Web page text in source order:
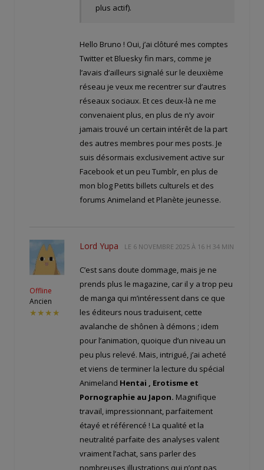
plus actif).
Hello Bruno ! Oui, j’ai clôturé mes comptes
Twitter et Bluesky fin mars, comme je
l’avais d’ailleurs signalé sur le deuxième
réseau je veux me recentrer sur d’autres
réseaux sociaux. Et ces deux-là ne me
convenaient plus, en plus de n’y avoir
jamais trouvé un certain intérêt de la part
des autres membres pour mes posts. Je
suis désormais exclusivement active sur
Facebook et un peu Tumblr, en plus de
mon blog Petits billets culturels et des
forums Animeland et Planète jeunesse.
Offline
Ancien
★★★★
Lord Yupa LE 6 NOVEMBRE 2025 À 16 H 34 MIN
C’est sans doute dommage, mais je ne
prends plus le magazine, car il y a trop peu
de manga qui m’intéressent dans ce que
les éditeurs nous traduisent, cette
avalanche de shônen à démons ; idem
pour l’animation, quoique d’un niveau un
peu plus relevé. Mais, intrigué, j’ai acheté
et viens de terminer la lecture du spécial
Animeland Hentai , Erotisme et
Pornographie au Japon. Magnifique
travail, impressionnant, parfaitement
étayé et référencé ! La qualité et la
neutralité parfaite des analyses valent
vraiment l’achat, sans parler des